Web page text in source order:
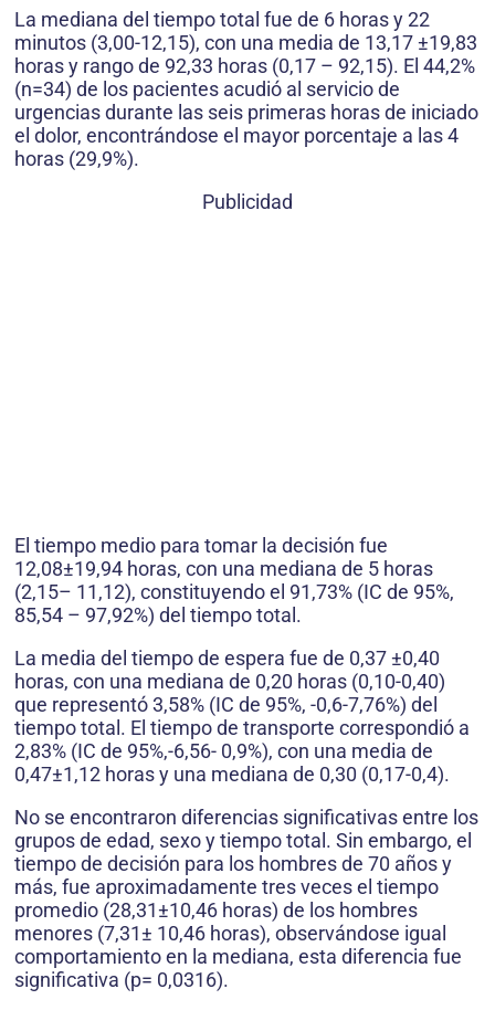
La mediana del tiempo total fue de 6 horas y 22
minutos (3,00-12,15), con una media de 13,17 ±19,83
horas y rango de 92,33 horas (0,17 – 92,15). El 44,2%
(n=34) de los pacientes acudió al servicio de
urgencias durante las seis primeras horas de iniciado
el dolor, encontrándose el mayor porcentaje a las 4
horas (29,9%).
Publicidad
El tiempo medio para tomar la decisión fue
12,08±19,94 horas, con una mediana de 5 horas
(2,15– 11,12), constituyendo el 91,73% (IC de 95%,
85,54 – 97,92%) del tiempo total.
La media del tiempo de espera fue de 0,37 ±0,40
horas, con una mediana de 0,20 horas (0,10-0,40)
que representó 3,58% (IC de 95%, -0,6-7,76%) del
tiempo total. El tiempo de transporte correspondió a
2,83% (IC de 95%,-6,56- 0,9%), con una media de
0,47±1,12 horas y una mediana de 0,30 (0,17-0,4).
No se encontraron diferencias significativas entre los
grupos de edad, sexo y tiempo total. Sin embargo, el
tiempo de decisión para los hombres de 70 años y
más, fue aproximadamente tres veces el tiempo
promedio (28,31±10,46 horas) de los hombres
menores (7,31± 10,46 horas), observándose igual
comportamiento en la mediana, esta diferencia fue
significativa (p= 0,0316).